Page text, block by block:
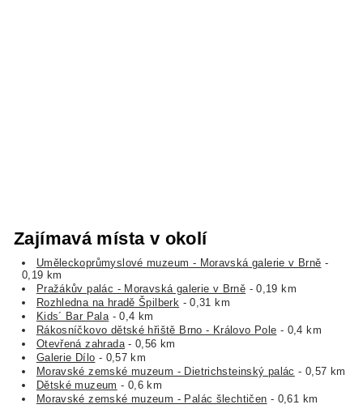
Zajímavá místa v okolí
Uměleckoprůmyslové muzeum - Moravská galerie v Brně -
0,19 km
Pražákův palác - Moravská galerie v Brně - 0,19 km
Rozhledna na hradě Špilberk - 0,31 km
Kids´ Bar Pala- 0,4 km
Rákosníčkovo dětské hřiště Brno - Královo Pole - 0,4 km
Otevřená zahrada- 0,56 km
Galerie Dílo - 0,57 km
Moravské zemské muzeum - Dietrichsteinský palác - 0,57 km
Dětské muzeum - 0,6 km
Moravské zemské muzeum - Palác šlechtičen - 0,61 km